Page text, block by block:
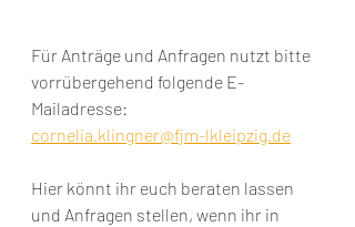
Für Anträge und Anfragen nutzt bitte
vorrübergehend folgende E-
Mailadresse:
cornelia.klingner@fjm-lkleipzig.de
Hier könnt ihr euch beraten lassen
und Anfragen stellen, wenn ihr in